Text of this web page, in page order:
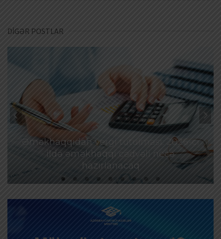
DİGƏR POSTLAR
Əməkhaqqıdan vergi tutulması: 2026-cı
ildə əməkhaqqı cədvəli necə
hazırlanacaq